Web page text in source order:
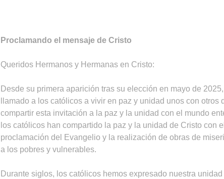
Proclamando el mensaje de Cristo
Queridos Hermanos y Hermanas en Cristo:
Desde su primera aparición tras su elección en mayo de
llamado a los católicos a vivir en paz y unidad unos con otros
compartir esta invitación a la paz y la unidad con el mundo
los católicos han compartido la paz y la unidad de Cristo con
proclamación del Evangelio y la realización de obras de
a los pobres y vulnerables.
Durante siglos, los católicos hemos expresado nuestra